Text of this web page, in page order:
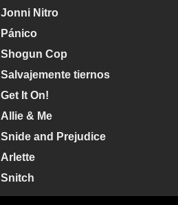
Jonni Nitro
Pánico
Shogun Cop
Salvajemente tiernos
Get It On!
Allie & Me
Snide and Prejudice
Arlette
Snitch